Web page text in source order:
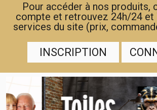
Pour accéder à nos produits,
compte et retrouvez 24h/24 et
services du site (prix,
INSCRIPTION